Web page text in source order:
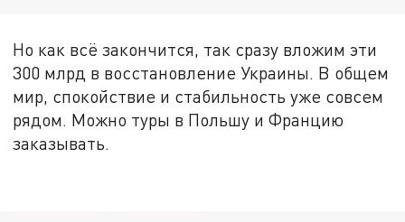
Но как всё закончится, так сразу вложим эти
300 млрд в восстановление Украины. В общем
мир, спокойствие и стабильность уже совсем
рядом. Можно туры в Польшу и Францию
заказывать.